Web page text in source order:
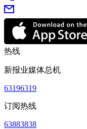
热线
新报业媒体总机
63196319
订阅热线
63883838